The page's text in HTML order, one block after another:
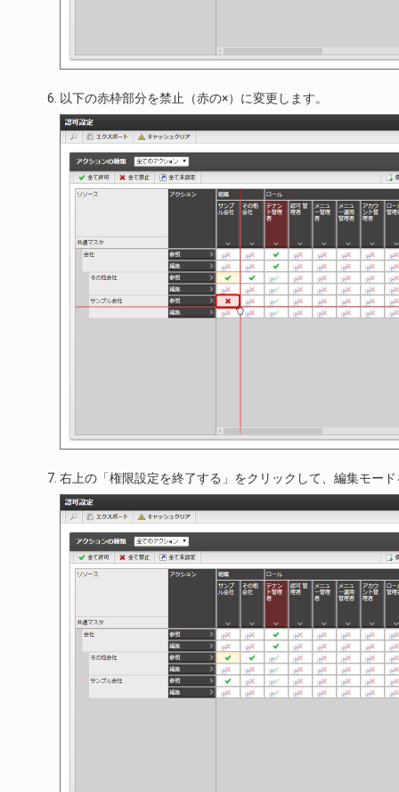
以下の赤枠部分を禁止（赤の×）に変更します。
右上の「権限設定を終了する」をクリックして、編集モー